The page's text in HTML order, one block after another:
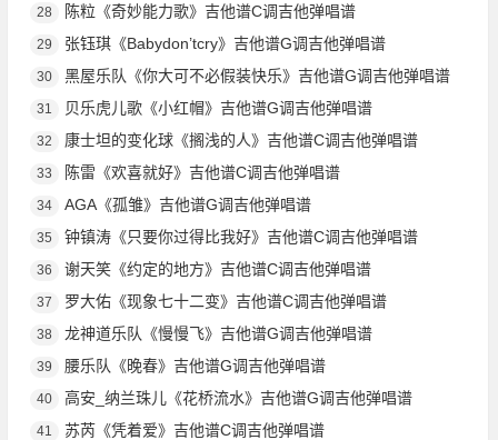
28 陈粒《奇妙能力歌》吉他谱C调吉他弹唱谱
29 张钰琪《Babydon’tcry》吉他谱G调吉他弹唱谱
30 黑屋乐队《你大可不必假装快乐》吉他谱G调吉他弹唱谱
31 贝乐虎儿歌《小红帽》吉他谱G调吉他弹唱谱
32 康士坦的变化球《搁浅的人》吉他谱C调吉他弹唱谱
33 陈雷《欢喜就好》吉他谱C调吉他弹唱谱
34 AGA《孤雏》吉他谱G调吉他弹唱谱
35 钟镇涛《只要你过得比我好》吉他谱C调吉他弹唱谱
36 谢天笑《约定的地方》吉他谱C调吉他弹唱谱
37 罗大佑《现象七十二变》吉他谱C调吉他弹唱谱
38 龙神道乐队《慢慢飞》吉他谱G调吉他弹唱谱
39 腰乐队《晚春》吉他谱G调吉他弹唱谱
40 高安_纳兰珠儿《花桥流水》吉他谱G调吉他弹唱谱
41 苏芮《凭着爱》吉他谱C调吉他弹唱谱